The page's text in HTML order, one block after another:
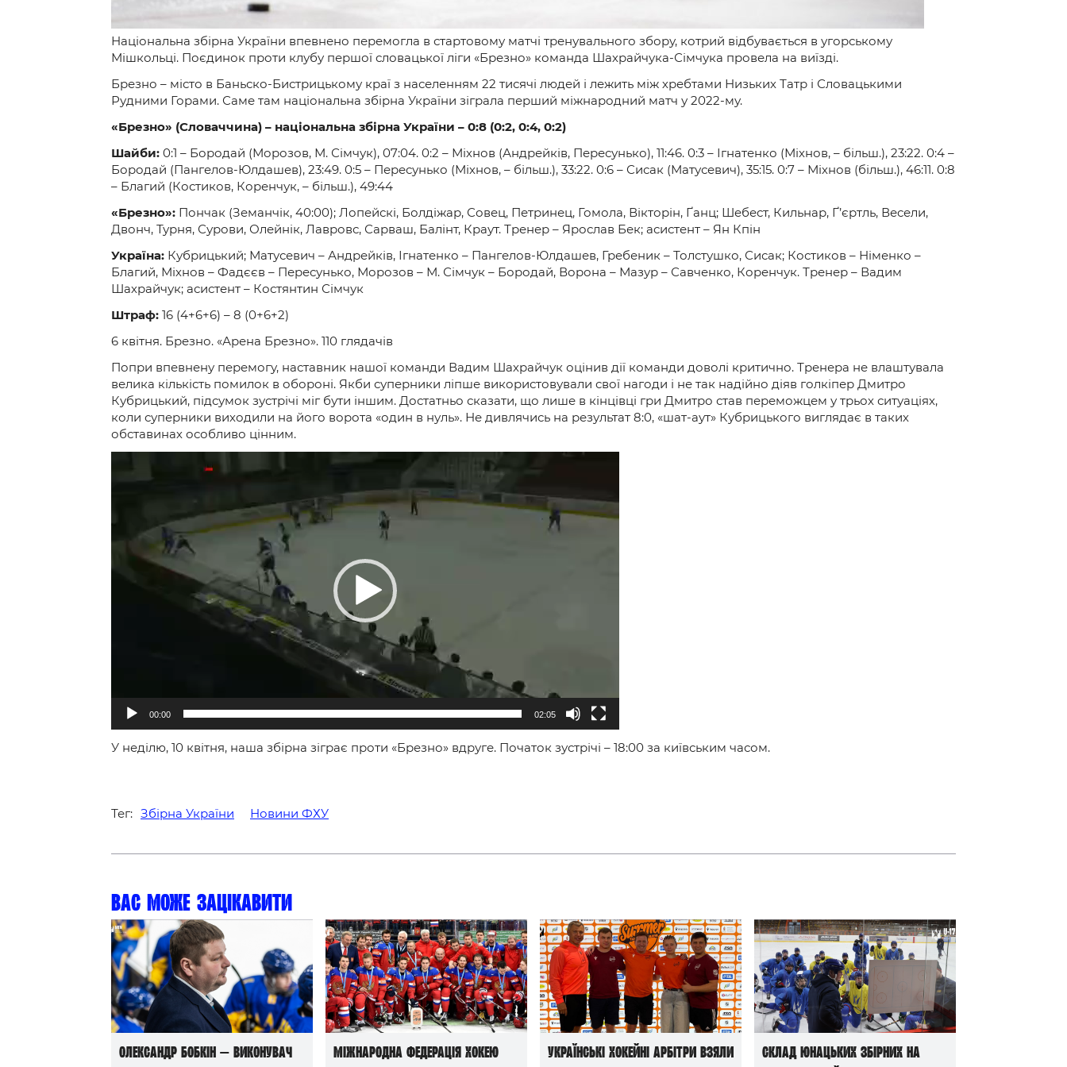
Національна збірна України впевнено перемогла в стартовому матчі тренувального збору, котрий відбувається в угорському
Мішкольці. Поєдинок проти клубу першої словацької ліги «Брезно» команда Шахрайчука-Сімчука провела на виїзді.
Брезно – місто в Баньско-Бистрицькому краї з населенням 22 тисячі людей і лежить між хребтами Низьких Татр і Словацькими
Рудними Горами. Саме там національна збірна України зіграла перший міжнародний матч у 2022-му.
«Брезно» (Словаччина) – національна збірна України – 0:8 (0:2, 0:4, 0:2)
Шайби: 0:1 – Бородай (Морозов, М. Сімчук), 07:04. 0:2 – Міхнов (Андрейків, Пересунько), 11:46. 0:3 – Ігнатенко (Міхнов, – більш.), 23:22. 0:4 –
Бородай (Пангелов-Юлдашев), 23:49. 0:5 – Пересунько (Міхнов, – більш.), 33:22. 0:6 – Сисак (Матусевич), 35:15. 0:7 – Міхнов (більш.), 46:11. 0:8
– Благий (Костиков, Коренчук, – більш.), 49:44
«Брезно»: Пончак (Земанчік, 40:00); Лопейскі, Болдіжар, Совец, Петринец, Гомола, Вікторін, Ґанц; Шебест, Кильнар, Ґ’єртль, Весели,
Двонч, Турня, Сурови, Олейнік, Лавровс, Сарваш, Балінт, Краут. Тренер – Ярослав Бек; асистент – Ян Кпін
Україна: Кубрицький; Матусевич – Андрейків, Ігнатенко – Пангелов-Юлдашев, Гребеник – Толстушко, Сисак; Костиков – Німенко –
Благий, Міхнов – Фадєєв – Пересунько, Морозов – М. Сімчук – Бородай, Ворона – Мазур – Савченко, Коренчук. Тренер – Вадим
Шахрайчук; асистент – Костянтин Сімчук
Штраф: 16 (4+6+6) – 8 (0+6+2)
6 квітня. Брезно. «Арена Брезно». 110 глядачів
Попри впевнену перемогу, наставник нашої команди Вадим Шахрайчук оцінив дії команди доволі критично. Тренера не влаштувала
велика кількість помилок в обороні. Якби суперники ліпше використовували свої нагоди і не так надійно діяв голкіпер Дмитро
Кубрицький, підсумок зустрічі міг бути іншим. Достатньо сказати, що лише в кінцівці гри Дмитро став переможцем у трьох ситуаціях,
коли суперники виходили на його ворота «один в нуль». Не дивлячись на результат 8:0, «шат-аут» Кубрицького виглядає в таких
обставинах особливо цінним.
00:00 02:05
У неділю, 10 квітня, наша збірна зіграє проти «Брезно» вдруге. Початок зустрічі – 18:00 за київським часом.
Тег: Збірна України Новини ФХУ
Вас може зацікавити
Олександр Бобкін — виконувач
Міжнародна федерація хокею
Українські хокейні арбітри взяли
Склад юнацьких збірних на